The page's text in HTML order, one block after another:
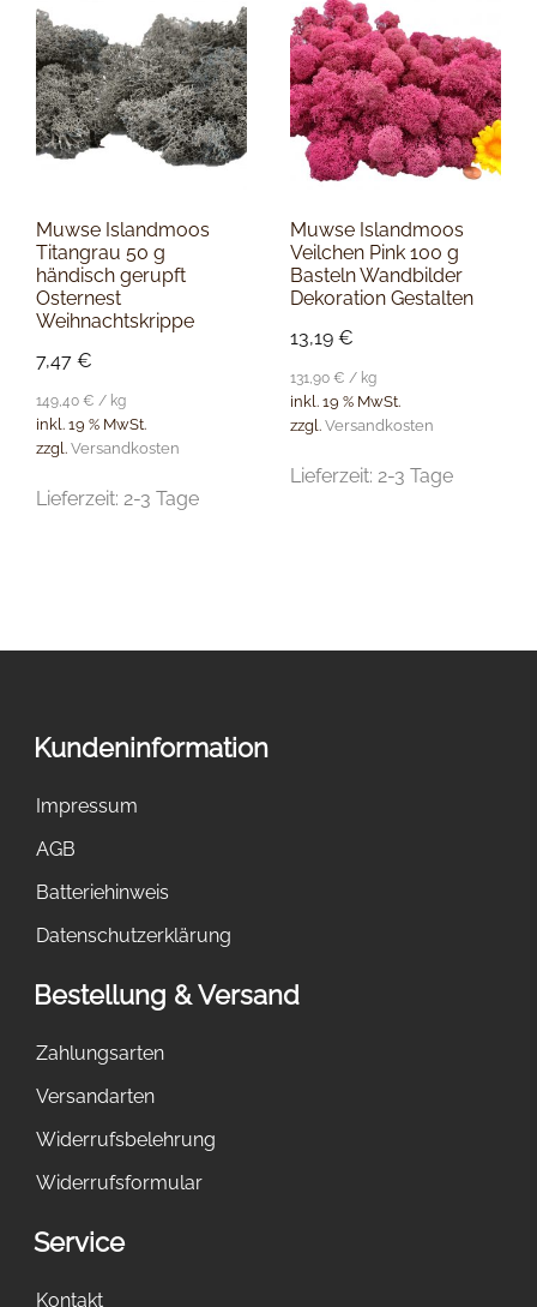
Muwse Islandmoos
Titangrau 50 g
händisch gerupft
Osternest
Weihnachtskrippe
7,47 €
149,40 € / kg
inkl. 19 % MwSt.
zzgl. Versandkosten
Lieferzeit: 2-3 Tage
Muwse Islandmoos
Veilchen Pink 100 g
Basteln Wandbilder
Dekoration Gestalten
13,19€
131,90€ / kg
inkl. 19 % MwSt.
zzgl.Versandkosten
Lieferzeit:2-3 Tage
Kundeninformation
Impressum
AGB
Batteriehinweis
Datenschutzerklärung
Bestellung & Versand
Zahlungsarten
Versandarten
Widerrufsbelehrung
Widerrufsformular
Service
Kontakt